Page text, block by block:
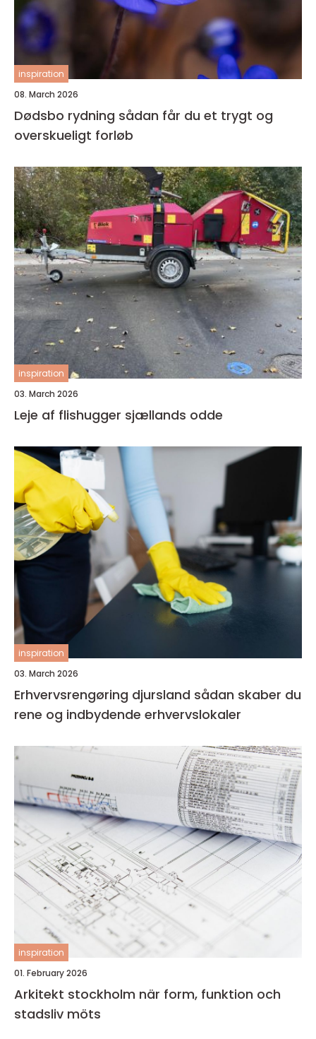
inspiration
08. March 2026
Dødsbo rydning sådan får du et trygt og
overskueligt forløb
inspiration
03. March 2026
Leje af flishugger sjællands odde
inspiration
03. March 2026
Erhvervsrengøring djursland sådan skaber du
rene og indbydende erhvervslokaler
inspiration
01. February 2026
Arkitekt stockholm när form, funktion och
stadsliv möts